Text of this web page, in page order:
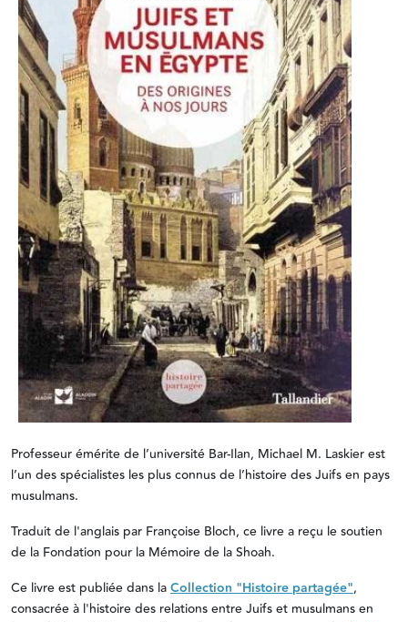
Professeur émérite de l’université Bar-Ilan, Michael M. Laskier est
l’un des spécialistes les plus connus de l’histoire des Juifs en pays
musulmans.
Traduit de l'anglais par Françoise Bloch, ce livre a reçu le soutien
de la Fondation pour la Mémoire de la Shoah.
Ce livre est publiée dans laCollection "Histoire partagée",
consacrée à l'histoire des relations entre Juifs et musulmans en